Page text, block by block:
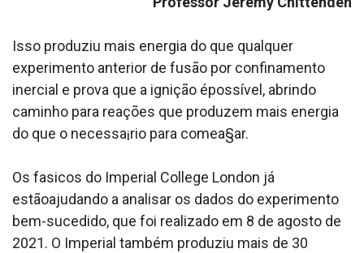
Isso produziu mais energia do que qualquer
experimento anterior de fusão por confinamento
inercial e prova que a ignição épossí­vel, abrindo
caminho para reações que produzem mais energia
do que o necessa¡rio para comea§ar.
Os fa­sicos do Imperial College London já
estãoajudando a analisar os dados do experimento
bem-sucedido, que foi realizado em 8 de agosto de
2021. O Imperial também produziu mais de 30